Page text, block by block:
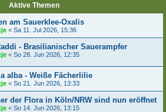
Aktive Themen
am Sauerklee-Oxalis
« Sa 11. Jul 2026, 15:36
- Brasilianischer Sauerampfer
« So 28. Jun 2026, 12:35
alba - Weiße Fächerlilie
« So 21. Jun 2026, 13:33
der Flora in Köln/NRW sind nun eröffnet
« So 14. Jun 2026, 13:15